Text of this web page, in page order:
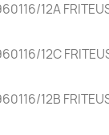
12A
12C
12B